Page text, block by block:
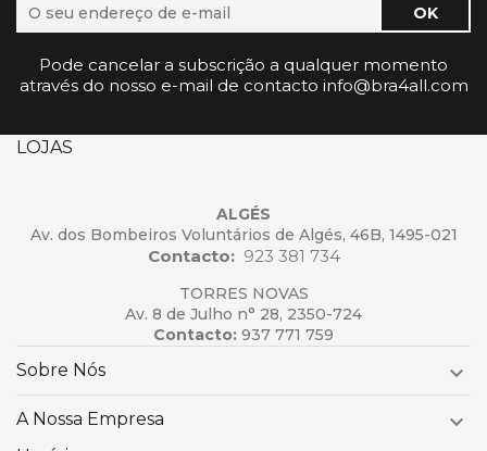
Pode cancelar a subscrição a qualquer momento
através do nosso e-mail de contacto info@bra4all.com
LOJAS
ALGÉS
Av. dos Bombeiros Voluntários de Algés, 46B, 1495-021
Contacto: 923 381 734
TORRES NOVAS
Av. 8 de Julho n° 28, 2350-724
Contacto: 937 771 759
Sobre Nós 
A Nossa Empresa 